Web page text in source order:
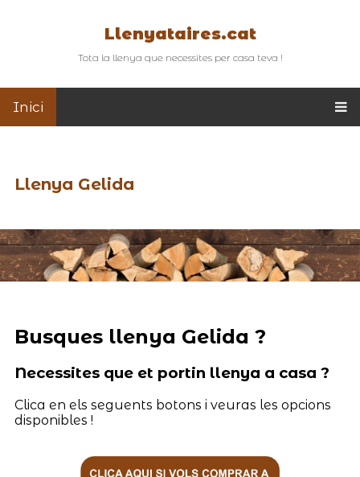
Llenyataires.cat
Tota la llenya que necessites per casa teva !
Inici
Llenya Gelida
Busques llenya Gelida ?
Necessites que et portin llenya a casa ?
Clica en els seguents botons i veuras les opcions
disponibles !